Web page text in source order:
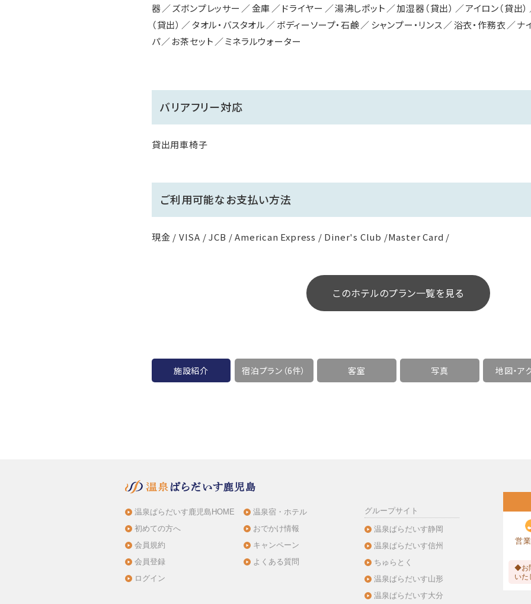
器
ズボンプレッサー 金庫 ドライヤー 湯沸しポット 加湿器（貸出） アイロン（貸出）
（貸出）
タオル・バスタオル ボディーソープ・石鹸 シャンプー・リンス 浴衣・作務衣 ナ
パ
お茶セット ミネラルウォーター
バリアフリー対応
貸出用車椅子
ご利用可能なお支払い方法
現金 / VISA / JCB / American Express / Diner's Club /Master Card /
このホテルのプラン一覧を見る
施設紹介 宿泊プラン（6件） 客室 写真 地図・ア
温泉ぱらだいす鹿児島HOME
初めての方へ
会員規約
会員登録
ログイン
温泉宿・ホテル
おでかけ情報
キャンペーン
よくある質問
グループサイト
温泉ぱらだいす静岡
温泉ぱらだいす信州
ちゅらとく
温泉ぱらだいす山形
温泉ぱらだいす大分
営
◆お
いた